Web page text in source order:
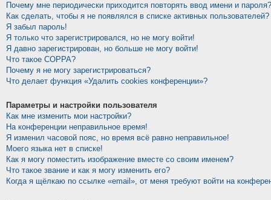
Почему мне периодически приходится повторять ввод имени и пароля?
Как сделать, чтобы я не появлялся в списке активных пользователей?
Я забыл пароль!
Я только что зарегистрировался, но не могу войти!
Я давно зарегистрирован, но больше не могу войти!
Что такое COPPA?
Почему я не могу зарегистрироваться?
Что делает функция «Удалить cookies конференции»?
Параметры и настройки пользователя
Как мне изменить мои настройки?
На конференции неправильное время!
Я изменил часовой пояс, но время всё равно неправильное!
Моего языка нет в списке!
Как я могу поместить изображение вместе со своим именем?
Что такое звание и как я могу изменить его?
Когда я щёлкаю по ссылке «email», от меня требуют войти на